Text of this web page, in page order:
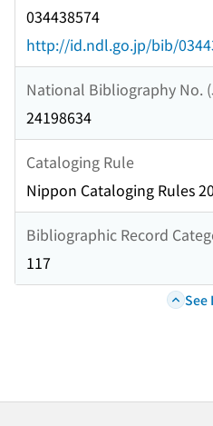
034438574
http://id.ndl.go.jp/bib/
National Bibliography No.
24198634
Cataloging Rule
Nippon Cataloging Rules
Bibliographic Record
117
See